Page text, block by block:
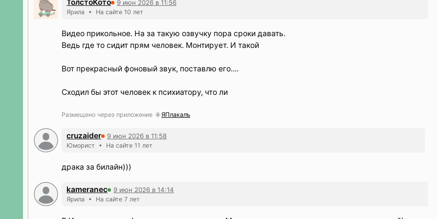
ТолстоКото 9 июн 2026 в 11:56
Ярила • На сайте 10 лет
Видео прикольное. На за такую озвучку пора сроки давать.
Ведь где то сидит прям человек. Монтирует. И такой
Вот прекрасный фоновый звук, поставлю его....
Сходил бы этот человек к психиатору, что ли
Размещено через приложение ЯПлакалъ
cruzaider 9 июн 2026 в 11:58
Юморист • На сайте 11 лет
драка за билайн)))
kameranec 9 июн 2026 в 14:14
Ярила • На сайте 7 лет